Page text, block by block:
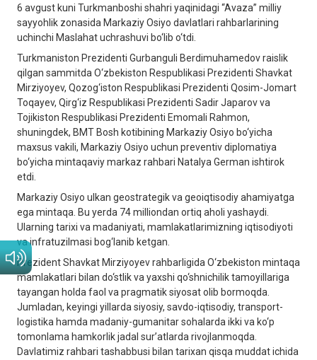
6 avgust kuni Turkmanboshi shahri yaqinidagi “Avaza” milliy
sayyohlik zonasida Markaziy Osiyo davlatlari rahbarlarining
uchinchi Maslahat uchrashuvi bo‘lib o‘tdi.
Turkmaniston Prezidenti Gurbanguli Berdimuhamedov raislik
qilgan sammitda O‘zbekiston Respublikasi Prezidenti Shavkat
Mirziyoyev, Qozog‘iston Respublikasi Prezidenti Qosim-Jomart
Toqayev, Qirg‘iz Respublikasi Prezidenti Sadir Japarov va
Tojikiston Respublikasi Prezidenti Emomali Rahmon,
shuningdek, BMT Bosh kotibining Markaziy Osiyo bo‘yicha
maxsus vakili, Markaziy Osiyo uchun preventiv diplomatiya
bo‘yicha mintaqaviy markaz rahbari Natalya German ishtirok
etdi.
Markaziy Osiyo ulkan geostrategik va geoiqtisodiy ahamiyatga
ega mintaqa. Bu yerda 74 milliondan ortiq aholi yashaydi.
Ularning tarixi va madaniyati, mamlakatlarimizning iqtisodiyoti
va infratuzilmasi bog‘lanib ketgan.
Prezident Shavkat Mirziyoyev rahbarligida O‘zbekiston mintaqa
mamlakatlari bilan do‘stlik va yaxshi qo‘shnichilik tamoyillariga
tayangan holda faol va pragmatik siyosat olib bormoqda.
Jumladan, keyingi yillarda siyosiy, savdo-iqtisodiy, transport-
logistika hamda madaniy-gumanitar sohalarda ikki va ko‘p
tomonlama hamkorlik jadal sur’atlarda rivojlanmoqda.
Davlatimiz rahbari tashabbusi bilan tarixan qisqa muddat ichida